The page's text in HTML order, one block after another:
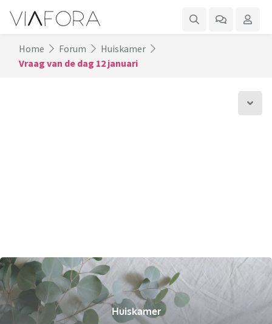
Home Forum
Huiskamer
Vraag van de dag 12 januari
Huiskamer